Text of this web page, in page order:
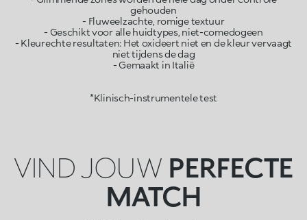
gehouden
- Fluweelzachte, romige textuur
- Geschikt voor alle huidtypes, niet-comedogeen
- Kleurechte resultaten: Het oxideert niet en de kleur vervaagt
niet tijdens de dag
- Gemaakt in Italië
*Klinisch-instrumentele test
VIND JOUW PERFECTE
MATCH